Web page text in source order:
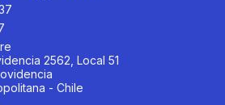
2562, Local 51
- Chile